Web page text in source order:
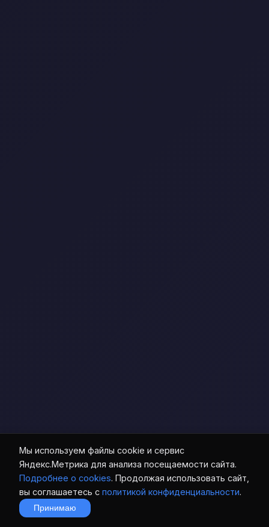
Мы используем файлы cookie и сервис
Яндекс.Метрика для анализа посещаемости сайта.
Подробнее о cookies. Продолжая использовать сайт,
вы соглашаетесь с политикой конфиденциальности.
Принимаю